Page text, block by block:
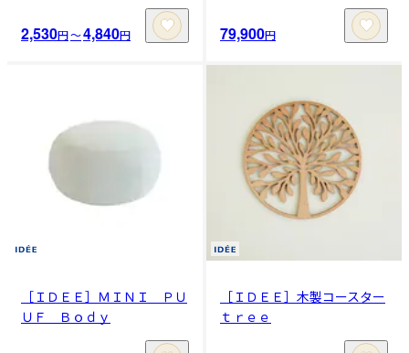
2,530円〜4,840円 79,900円
［ＩＤＥＥ］ＭＩＮＩ ＰＵ
ＵＦ Ｂｏｄｙ
［ＩＤＥＥ］木製コースター
ｔｒｅｅ